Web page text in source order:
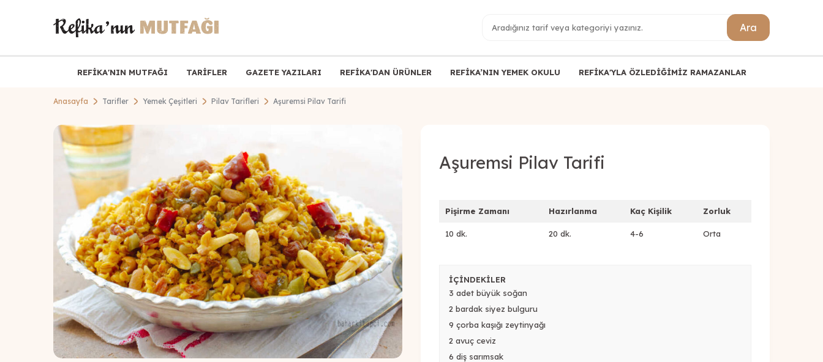
Ara
REFİKA'NIN MUTFAĞI TARİFLER GAZETE YAZILARI REFİKA'DAN ÜRÜNLER REFİKA’NIN YEMEK OKULU REFİKA'YLA ÖZLEDİĞİMİZ RAMAZANLAR
Anasayfa Tarifler Yemek Çeşitleri Pilav Tarifleri Aşuremsi Pilav Tarifi
Aşuremsi Pilav Tarifi
Pişirme Zamanı Hazırlanma Kaç Kişilik Zorluk
10 dk. 20 dk. 4-6 Orta
İÇİNDEKİLER
3 adet büyük soğan
2 bardak siyez bulguru
9 çorba kaşığı zeytinyağı
2 avuç ceviz
6 diş sarımsak